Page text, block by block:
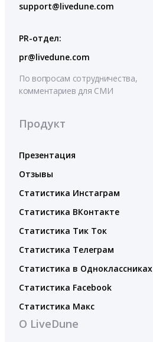
support@livedune.com
PR-отдел:
pr@livedune.com
По вопросам сотрудничества,
комментариев для СМИ
Продукт
Презентация
Отзывы
Статистика Инстаграм
Статистика ВКонтакте
Статистика Тик Ток
Статистика Телеграм
Статистика в Одноклассниках
Статистика Facebook
Статистика Макс
О LiveDune